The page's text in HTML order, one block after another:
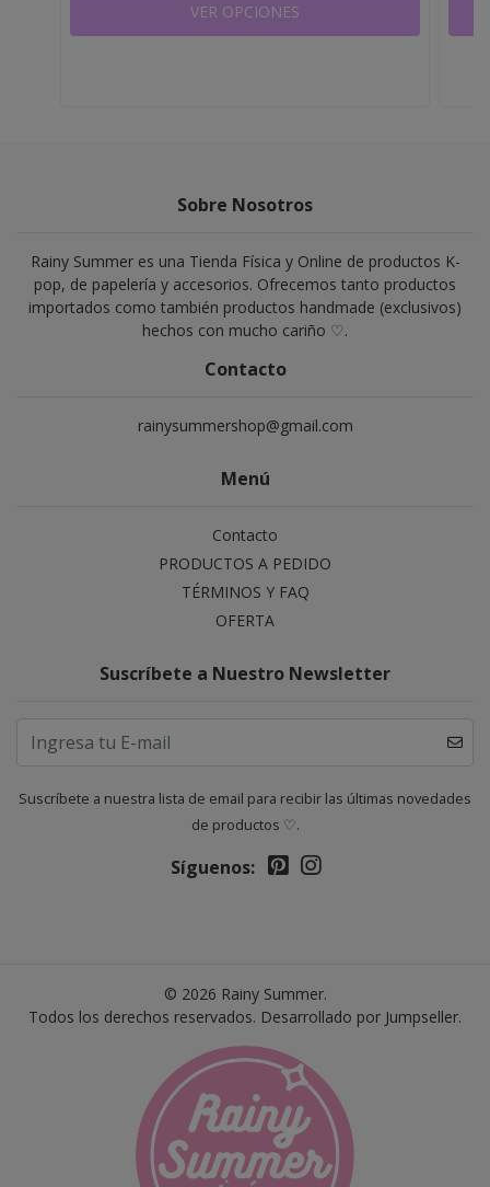
VER OPCIONES
Sobre Nosotros
Rainy Summer es una Tienda Física y Online de productos K-
pop, de papelería y accesorios. Ofrecemos tanto productos
importados como también productos handmade (exclusivos)
hechos con mucho cariño ♡.
Contacto
rainysummershop@gmail.com
Menú
Contacto
PRODUCTOS A PEDIDO
TÉRMINOS Y FAQ
OFERTA
Suscríbete a Nuestro Newsletter
Suscríbete a nuestra lista de email para recibir las últimas novedades
de productos ♡.
Síguenos:
© 2026 Rainy Summer.
Todos los derechos reservados. Desarrollado por Jumpseller.